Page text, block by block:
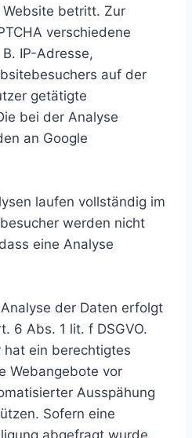
betritt. Zur
verschiedene
IP-Adresse,
auf der
getätigte
bei der Analyse
an Google
laufen vollständig im
werden nicht
eine Analyse
der Daten erfolgt
6 Abs. 1 lit. f DSGVO.
hat ein berechtigtes
Webangebote vor
Ausspähung
Sofern eine
abgefragt wurde,